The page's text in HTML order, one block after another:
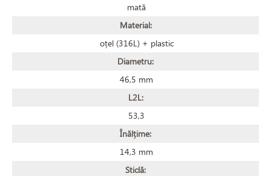
mată
Material:
oțel (316L) + plastic
Diametru:
46,5 mm
L2L:
53,3
Înălțime:
14,3 mm
Sticlă: